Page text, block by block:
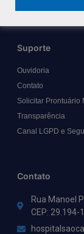
Suporte
Ouvidoria
Contato
Solicitar Prontuário
Transparência
Canal LGPD e
Contato
Rua Manoel
CEP: 29.194-